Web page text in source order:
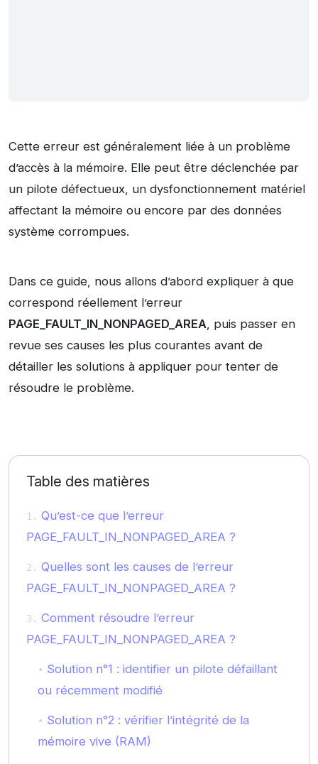
Cette erreur est généralement liée à un problème
d’accès à la mémoire. Elle peut être déclenchée par
un pilote défectueux, un dysfonctionnement matériel
affectant la mémoire ou encore par des données
système corrompues.
Dans ce guide, nous allons d’abord expliquer à que
correspond réellement l’erreur
PAGE_FAULT_IN_NONPAGED_AREA, puis passer en
revue ses causes les plus courantes avant de
détailler les solutions à appliquer pour tenter de
résoudre le problème.
Table des matières
Qu’est-ce que l’erreur
PAGE_FAULT_IN_NONPAGED_AREA ?
Quelles sont les causes de l’erreur
PAGE_FAULT_IN_NONPAGED_AREA ?
Comment résoudre l’erreur
PAGE_FAULT_IN_NONPAGED_AREA ?
Solution n°1 : identifier un pilote défaillant
ou récemment modifié
Solution n°2 : vérifier l’intégrité de la
mémoire vive (RAM)